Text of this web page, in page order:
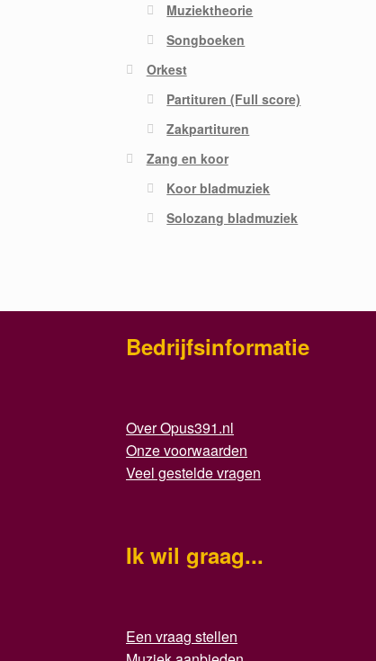
Muziektheorie
Songboeken
Orkest
Partituren (Full score)
Zakpartituren
Zang en koor
Koor bladmuziek
Solozang bladmuziek
Bedrijfsinformatie
Over Opus391.nl
Onze voorwaarden
Veel gestelde vragen
Ik wil graag...
Een vraag stellen